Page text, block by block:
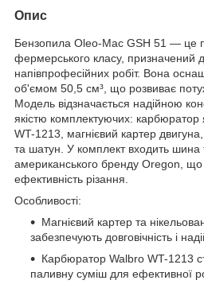
Опис
Бензопила Oleo-Mac GSH 51 — це
фермерського класу, призначений
напівпрофесійних робіт. Вона
об'ємом 50,5 см³, що розвиває
Модель відзначається надійною
якістю комплектуючих:
WT-1213, магнієвий картер
та шатун. У комплект входить шина
американського бренду Oregon, що
ефективність різання.
Особливості:
Магнієвий картер та
забезпечують довговічність і
Карбюратор Walbro WT-1213
паливну суміш для ефективної